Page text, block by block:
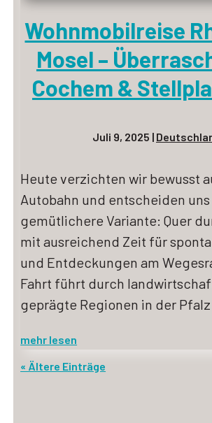
Wohnmobilreise
Mosel –
Cochem &
Juli 9, 2025 |
Heute verzichten wir bewusst
Autobahn und entscheiden
gemütlichere Variante: Quer
mit ausreichend Zeit für
und Entdeckungen am
Fahrt führt durch
geprägte Regionen in der Pfalz
mehr lesen
« Ältere Einträge